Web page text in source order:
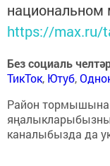
https://max.ru/
Без социаль
ТикТок, Ютуб,
Район
каналыбызда да